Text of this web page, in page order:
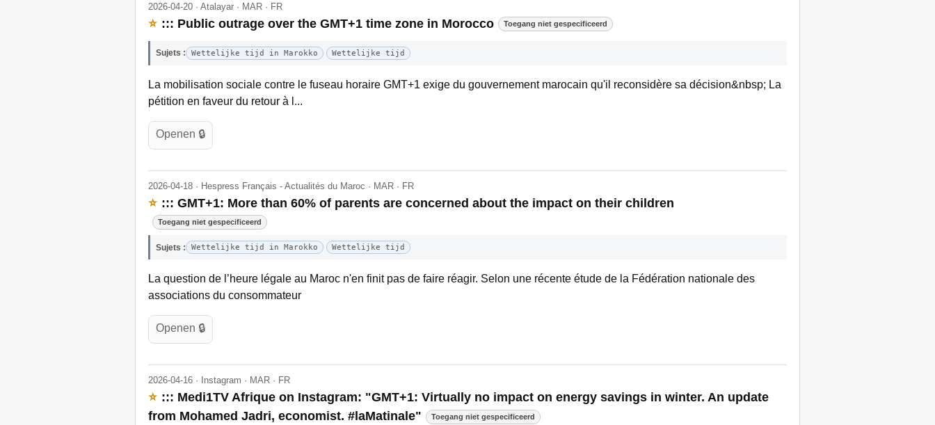
2026-04-20 · Atalayar · MAR · FR
⭐ ::: Public outrage over the GMT+1 time zone in Morocco Toegang niet gespecificeerd
Sujets : Wettelijke tijd in Marokko Wettelijke tijd
La mobilisation sociale contre le fuseau horaire GMT+1 exige du gouvernement marocain qu'il reconsidère sa décision&nbsp; La
pétition en faveur du retour à l...
Openen 🔒
2026-04-18 · Hespress Français - Actualités du Maroc · MAR · FR
⭐ ::: GMT+1: More than 60% of parents are concerned about the impact on their children
Toegang niet gespecificeerd
Sujets : Wettelijke tijd in Marokko Wettelijke tijd
La question de l’heure légale au Maroc n'en finit pas de faire réagir. Selon une récente étude de la Fédération nationale des
associations du consommateur
Openen 🔒
2026-04-16 · Instagram · MAR · FR
⭐ ::: Medi1TV Afrique on Instagram: "GMT+1: Virtually no impact on energy savings in winter. An update
from Mohamed Jadri, economist. #laMatinale"
Toegang niet gespecificeerd